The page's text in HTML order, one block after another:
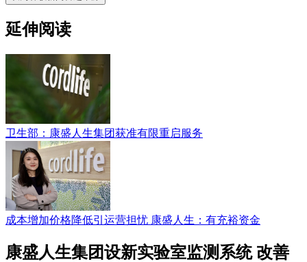
延伸阅读
卫生部：康盛人生集团获准有限重启服务
成本增加价格降低引运营担忧 康盛人生：有充裕资金
康盛人生集团设新实验室监测系统 改善